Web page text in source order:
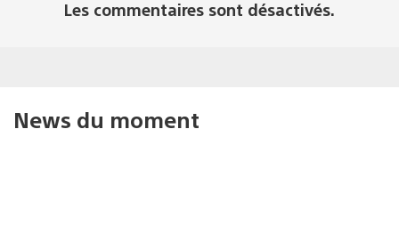
Les commentaires sont désactivés.
News du moment